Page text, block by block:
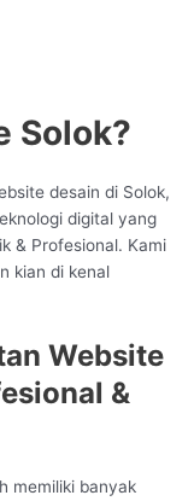
Solok?
desain di Solok,
digital yang
& Profesional. Kami
kian di kenal
Website
&
memiliki banyak